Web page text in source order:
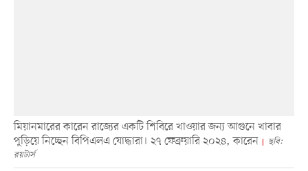
মিয়ানমারের কারেন রাজ্যের একটি শিবিরে খাওয়ার জন্য আগুনে খাবার
পুড়িয়ে নিচ্ছেন বিপিএলএ যোদ্ধারা। ২৭ ফেব্রুয়ারি ২০২৪, কারেন
ছবি:
রয়টার্স